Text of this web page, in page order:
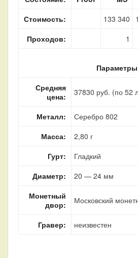
Стоимость:
133 340
Проходов:
1
Средняя
цена:
37830 руб. (по 52
Металл:
Серебро 802
Масса:
2,80 г
Гурт:
Гладкий
Диаметр:
20 — 24 мм
Монетный
двор:
Московский
Гравер: неизвестен